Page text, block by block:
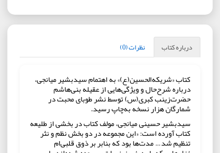
درباره کتاب نظرات (0)
کتاب «شریکه‌الحسین‌(ع)» به اهتمام سیدبشیر میانجی،
درباره شرح‌حال و ویژگی‌هایی از عقیله بنی‌هاشم
حضرت‌زینب کبری‌(س) توسط نشر طوبای محبت در
شمارگان هزار نسخه به‌چاپ رسید.
سیدبشیر حسینی میانجی، مولف کتاب در بخشی از طلیعه
کتاب آورده است: «این مجموعه در دو بخش نظم و نثر
تنظیم شد… مدت‌ها بود که بنابر بر ذوق قلبی‌ام